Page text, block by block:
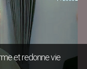
et redonne vie